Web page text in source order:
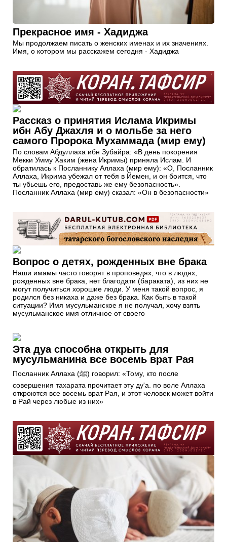
Прекрасное имя - Хадиджа
Мы продолжаем писать о женских именах и их значениях.
Имя, о котором мы расскажем сегодня - Хадиджа
Рассказ о принятия Ислама Икримы
ибн Абу Джахля и о мольбе за него
самого Пророка Мухаммада (мир ему)
По словам Абдуллаха ибн Зубайра: «В день покорения
Мекки Умму Хаким (жена Икримы) приняла Ислам. И
обратилась к Посланнику Аллаха (мир ему): «О, Посланник
Аллаха, Икрима убежал от тебя в Йемен, и он боится, что
ты убьешь его, предоставь же ему безопасность».
Посланник Аллаха (мир ему) сказал: «Он в безопасности»
Вопрос о детях, рожденных вне брака
Наши имамы часто говорят в проповедях, что в людях,
рожденных вне брака, нет благодати (бараката), из них не
могут получиться хорошие люди. У меня такой вопрос, я
родился без никаха и даже без брака. Как быть в такой
ситуации? Имя мусульманское я не получал, хочу взять
мусульманское имя отличное от своего
Эта дуа способна открыть для
мусульманина все восемь врат Рая
Посланник Аллаха (ﷺ) говорил: «Тому, кто после
совершения тахapaтa прочитает эту ду'а. по воле Аллаха
откроются все восемь врат Рая, и этот человек может войти
в Рай через любые из них»